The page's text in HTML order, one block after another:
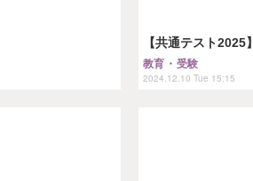
【共通テスト
教育・受験
2024.12.10 Tue 15:15